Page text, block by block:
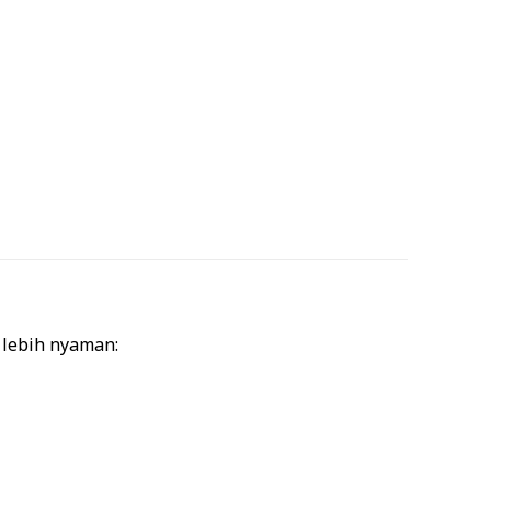
nyaman: